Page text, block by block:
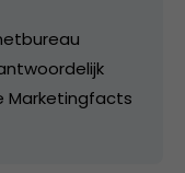
Marketingfacts